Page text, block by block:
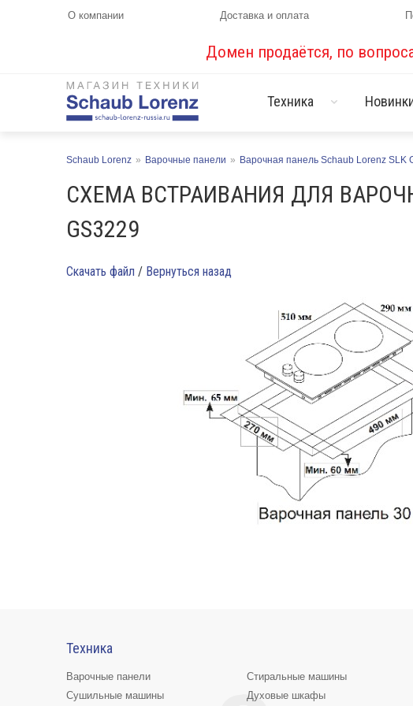
О компании Доставка и оплата
Домен продаётся, по
Техника
Schaub Lorenz » Варочные панели » Варочная панель Schaub Lorenz SLK
СХЕМА ВСТРАИВАНИЯ ДЛЯ
GS3229
Скачать файл / Вернуться назад
Техника
Варочные панели
Стиральные машины
Сушильные машины
Духовые шкафы